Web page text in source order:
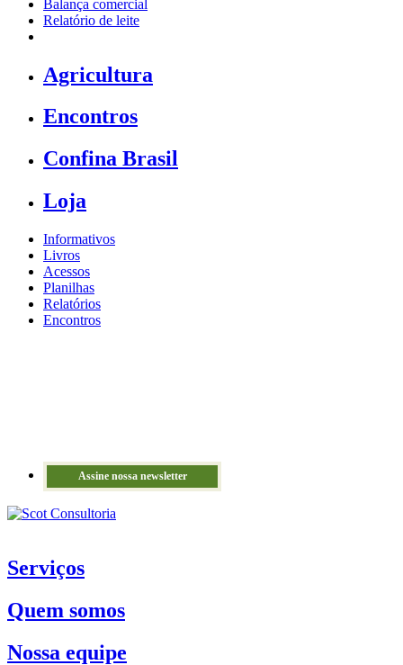
Balança comercial
Relatório de leite
Agricultura
Encontros
Confina Brasil
Loja
Informativos
Livros
Acessos
Planilhas
Relatórios
Encontros
Assine nossa newsletter
Serviços
Quem somos
Nossa equipe